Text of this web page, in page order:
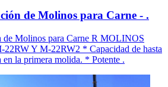
de Molinos para Carne - .
de Molinos para Carne R MOLINOS
Y M-22RW2 * Capacidad de hasta
la primera molida. * Potente .